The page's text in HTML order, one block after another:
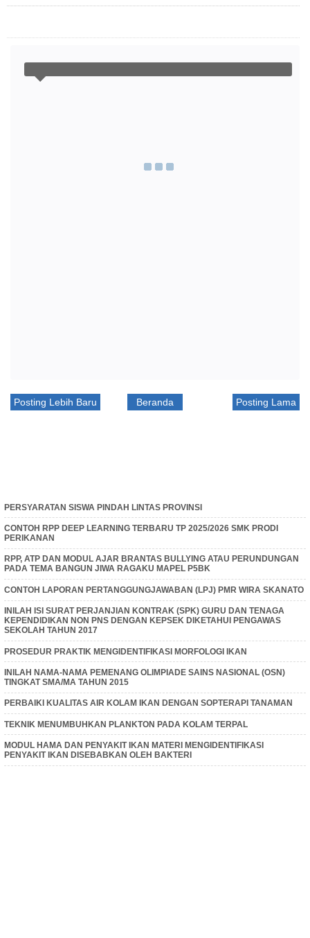
Posting Lebih Baru Posting Lama
Beranda
PERSYARATAN SISWA PINDAH LINTAS PROVINSI
CONTOH RPP DEEP LEARNING TERBARU TP 2025/2026 SMK PRODI
PERIKANAN
RPP, ATP DAN MODUL AJAR BRANTAS BULLYING ATAU PERUNDUNGAN
PADA TEMA BANGUN JIWA RAGAKU MAPEL P5BK
CONTOH LAPORAN PERTANGGUNGJAWABAN (LPJ) PMR WIRA SKANATO
INILAH ISI SURAT PERJANJIAN KONTRAK (SPK) GURU DAN TENAGA
KEPENDIDIKAN NON PNS DENGAN KEPSEK DIKETAHUI PENGAWAS
SEKOLAH TAHUN 2017
PROSEDUR PRAKTIK MENGIDENTIFIKASI MORFOLOGI IKAN
INILAH NAMA-NAMA PEMENANG OLIMPIADE SAINS NASIONAL (OSN)
TINGKAT SMA/MA TAHUN 2015
PERBAIKI KUALITAS AIR KOLAM IKAN DENGAN SOPTERAPI TANAMAN
TEKNIK MENUMBUHKAN PLANKTON PADA KOLAM TERPAL
MODUL HAMA DAN PENYAKIT IKAN MATERI MENGIDENTIFIKASI
PENYAKIT IKAN DISEBABKAN OLEH BAKTERI